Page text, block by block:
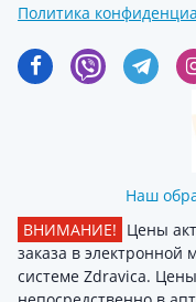
Политика
Наш
ВНИМАНИЕ! Цены
заказа в
системе Zdravica.